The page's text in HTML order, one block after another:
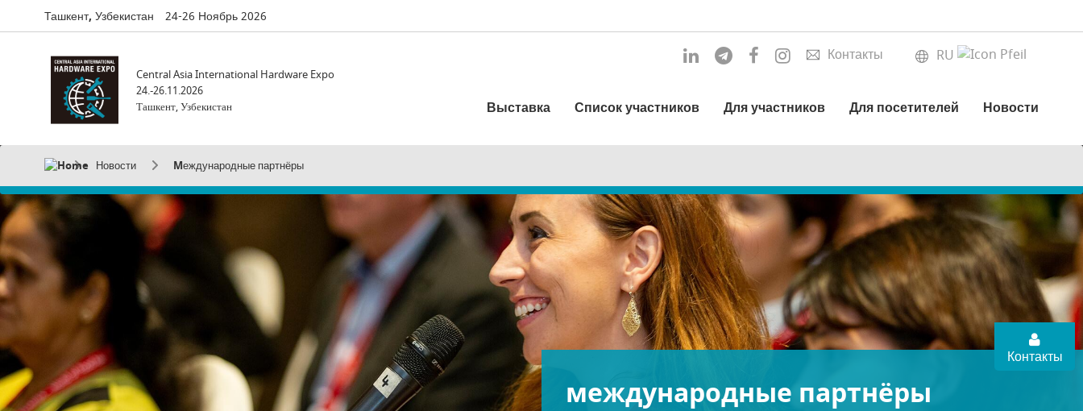
Ташкент, Узбекистан 24-26 Ноябрь 2026
Central Asia International Hardware Expo
24.-26.11.2026
Ташкент, Узбекистан
RU
Контакты
Выставка Список участников Для участников Для посетителей Новости
Новости Mеждународные партнёры
международные партнёры
Контакты